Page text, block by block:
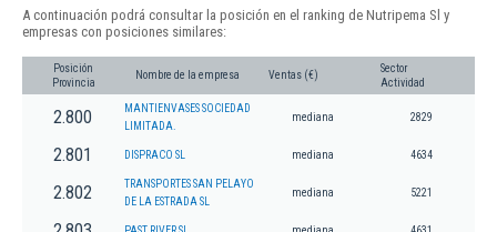
A continuación podrá consultar la posición en el ranking de Nutripema Sl y
empresas con posiciones similares:
Posición
Provincia
Nombre de la empresa Ventas (€)
Sector
Actividad
2.800
MANTIENVASES SOCIEDAD
LIMITADA.
mediana 2829
2.801 DISPRACO SL mediana 4634
2.802
TRANSPORTES SAN PELAYO
DE LA ESTRADA SL
mediana 5221